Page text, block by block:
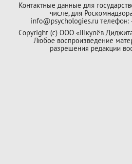
Контактные данные для
числе, для
info@psychologies.ru телефон:
Copyright (с) ООО «Шкулёв
Любое воспроизведение
разрешения редакции